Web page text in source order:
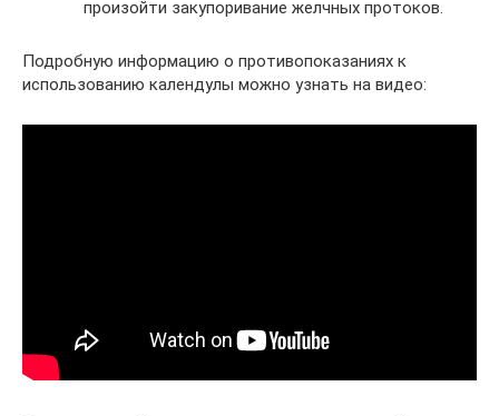
произойти закупоривание желчных протоков.
Подробную информацию о противопоказаниях к
использованию календулы можно узнать на видео: